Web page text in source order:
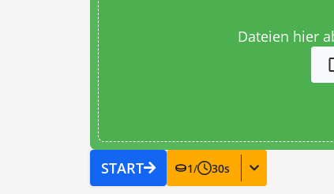
Dateien hier
START 1/ 30s